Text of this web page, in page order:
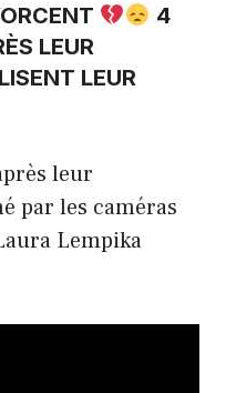
4
LEUR
LEUR
leur
par les caméras
Lempika